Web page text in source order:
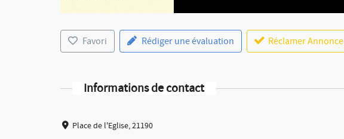
Favori Rédiger une évaluation Réclamer Annonce
Informations de contact
Place de l'Eglise, 21190